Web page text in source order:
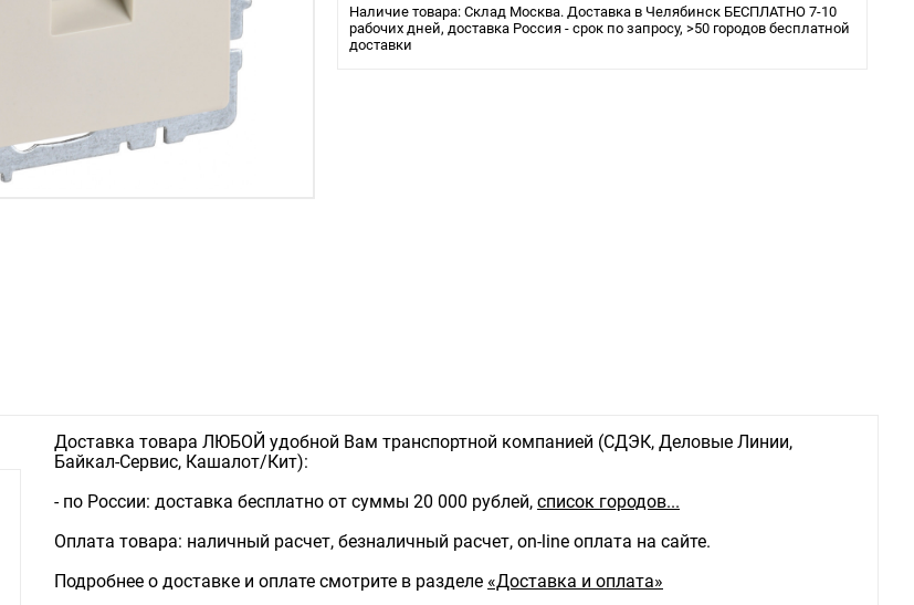
Наличие товара: Склад Москва. Доставка в Челябинск БЕСПЛАТНО 7-10
рабочих дней, доставка Россия - срок по запросу, >50 городов бесплатной
доставки
Доставка товара ЛЮБОЙ удобной Вам транспортной компанией (СДЭК, Деловые Линии,
Байкал-Сервис, Кашалот/Кит):
- по России: доставка бесплатно от суммы 20 000 рублей, список городов...
Оплата товара: наличный расчет, безналичный расчет, on-line оплата на сайте.
Подробнее о доставке и оплате смотрите в разделе «Доставка и оплата»